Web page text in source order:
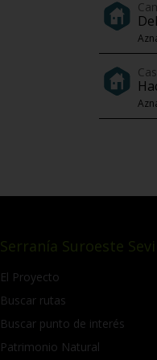
Serranía Suroeste
El Proyecto
Buscar rutas
Buscar punto de interés
Patrimonio Natural